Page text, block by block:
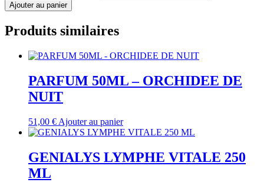
Ajouter au panier
Produits similaires
PARFUM 50ML – ORCHIDEE DE
NUIT
51,00 € Ajouter au panier
GENIALYS LYMPHE VITALE 250
ML